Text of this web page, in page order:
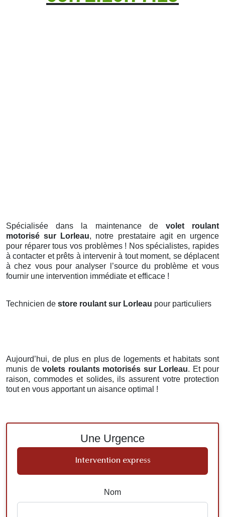
Spécialisée dans la maintenance de volet roulant
motorisé sur Lorleau, notre prestataire agit en urgence
pour réparer tous vos problèmes ! Nos spécialistes, rapides
à contacter et prêts à intervenir à tout moment, se déplacent
à chez vous pour analyser l’source du problème et vous
fournir une intervention immédiate et efficace !
Technicien de store roulant sur Lorleau pour particuliers
Aujourd’hui, de plus en plus de logements et habitats sont
munis de volets roulants motorisés sur Lorleau. Et pour
raison, commodes et solides, ils assurent votre protection
tout en vous apportant un aisance optimal !
Une Urgence
Intervention express
Nom